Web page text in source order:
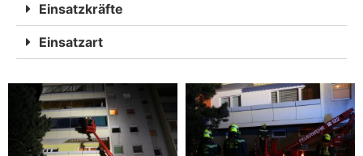
Einsatzkräfte
Einsatzart